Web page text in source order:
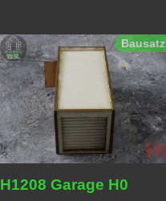
Bausatz
H1208 Garage H0